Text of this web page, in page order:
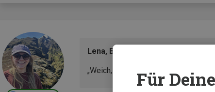
Lena, Bergzeit Testerin
„Weich, warm und durchdacht – die
Für